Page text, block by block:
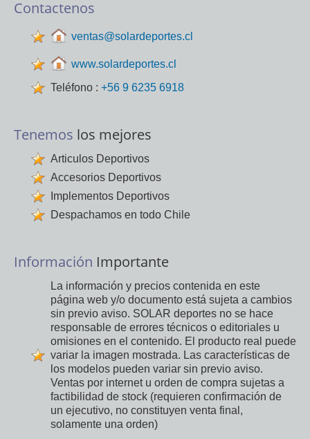
Contactenos
ventas@solardeportes.cl
www.solardeportes.cl
Teléfono : +56 9 6235 6918
Tenemos los mejores
Articulos Deportivos
Accesorios Deportivos
Implementos Deportivos
Despachamos en todo Chile
Información Importante
La información y precios contenida en este
página web y/o documento está sujeta a cambios
sin previo aviso. SOLAR deportes no se hace
responsable de errores técnicos o editoriales u
omisiones en el contenido. El producto real puede
variar la imagen mostrada. Las características de
los modelos pueden variar sin previo aviso.
Ventas por internet u orden de compra sujetas a
factibilidad de stock (requieren confirmación de
un ejecutivo, no constituyen venta final,
solamente una orden)